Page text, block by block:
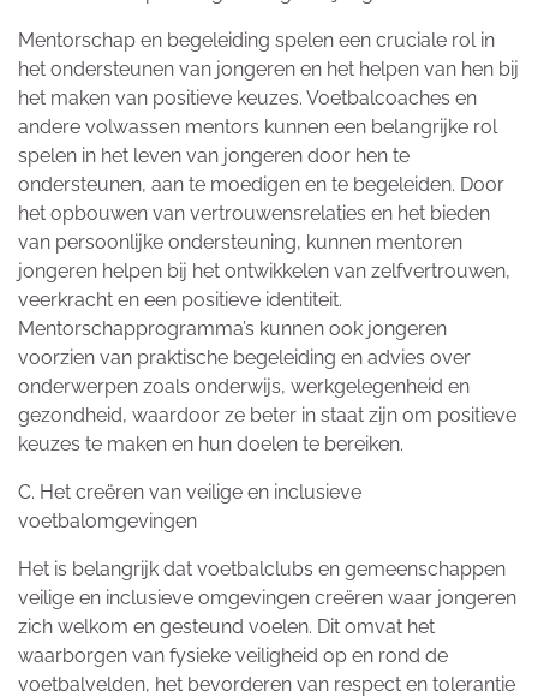
Mentorschap en begeleiding spelen een cruciale rol in
het ondersteunen van jongeren en het helpen van hen bij
het maken van positieve keuzes. Voetbalcoaches en
andere volwassen mentors kunnen een belangrijke rol
spelen in het leven van jongeren door hen te
ondersteunen, aan te moedigen en te begeleiden. Door
het opbouwen van vertrouwensrelaties en het bieden
van persoonlijke ondersteuning, kunnen mentoren
jongeren helpen bij het ontwikkelen van zelfvertrouwen,
veerkracht en een positieve identiteit.
Mentorschapprogramma’s kunnen ook jongeren
voorzien van praktische begeleiding en advies over
onderwerpen zoals onderwijs, werkgelegenheid en
gezondheid, waardoor ze beter in staat zijn om positieve
keuzes te maken en hun doelen te bereiken.
C. Het creëren van veilige en inclusieve
voetbalomgevingen
Het is belangrijk dat voetbalclubs en gemeenschappen
veilige en inclusieve omgevingen creëren waar jongeren
zich welkom en gesteund voelen. Dit omvat het
waarborgen van fysieke veiligheid op en rond de
voetbalvelden, het bevorderen van respect en tolerantie